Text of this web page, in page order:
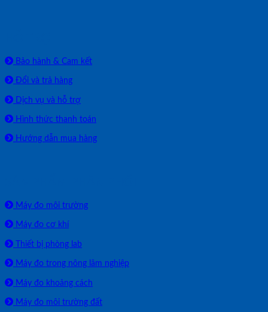
Bảo hành & Cam kết
Đổi và trả hàng
Dịch vụ và hỗ trợ
Hình thức thanh toán
Hướng dẫn mua hàng
Máy đo môi trường
Máy đo cơ khí
Thiết bị phòng lab
Máy đo trong nông lâm nghiệp
Máy đo khoảng cách
Máy đo môi trường đất